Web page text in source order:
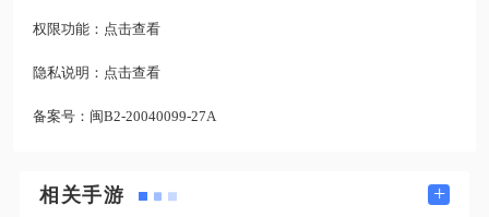
权限功能： 点击查看
隐私说明： 点击查看
备案号： 闽B2-20040099-27A
相关手游 +